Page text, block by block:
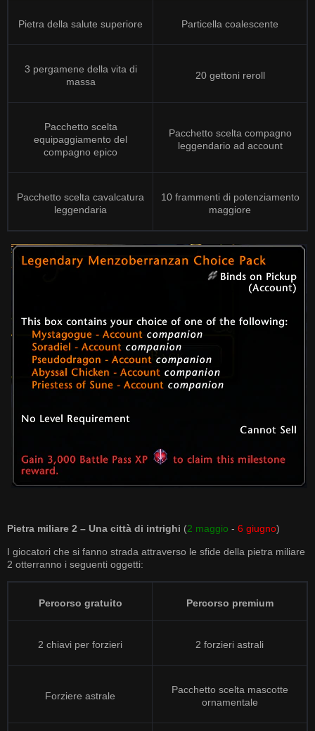
Pietra della salute superiore Particella coalescente
3 pergamene della vita di
massa
20 gettoni reroll
Pacchetto scelta
equipaggiamento del
compagno epico
Pacchetto scelta compagno
leggendario ad account
Pacchetto scelta cavalcatura
leggendaria
10 frammenti di potenziamento
maggiore
Pietra miliare 2 – Una città di intrighi (2 maggio - 6 giugno)
I giocatori che si fanno strada attraverso le sfide della pietra miliare
2 otterranno i seguenti oggetti:
Percorso gratuito Percorso premium
2 chiavi per forzieri 2 forzieri astrali
Forziere astrale
Pacchetto scelta mascotte
ornamentale